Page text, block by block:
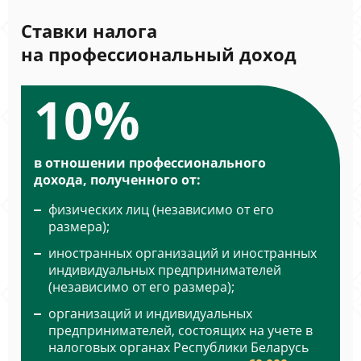
Ставки налога
на профессиональный доход
10%
в отношении профессионального
дохода, полученного от:
физических лиц (независимо от его
размера);
иностранных организаций и иностранных
индивидуальных предпринимателей
(независимо от его размера);
организаций и индивидуальных
предпринимателей, состоящих на учете в
налоговых органах Республики Беларусь